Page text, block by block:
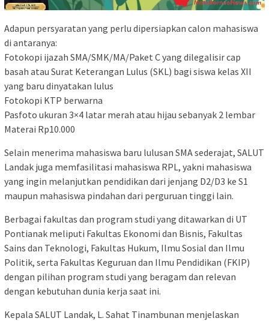
Adapun persyaratan yang perlu dipersiapkan calon mahasiswa
di antaranya:
Fotokopi ijazah SMA/SMK/MA/Paket C yang dilegalisir cap
basah atau Surat Keterangan Lulus (SKL) bagi siswa kelas XII
yang baru dinyatakan lulus
Fotokopi KTP berwarna
Pasfoto ukuran 3×4 latar merah atau hijau sebanyak 2 lembar
Materai Rp10.000
Selain menerima mahasiswa baru lulusan SMA sederajat, SALUT
Landak juga memfasilitasi mahasiswa RPL, yakni mahasiswa
yang ingin melanjutkan pendidikan dari jenjang D2/D3 ke S1
maupun mahasiswa pindahan dari perguruan tinggi lain.
Berbagai fakultas dan program studi yang ditawarkan di UT
Pontianak meliputi Fakultas Ekonomi dan Bisnis, Fakultas
Sains dan Teknologi, Fakultas Hukum, Ilmu Sosial dan Ilmu
Politik, serta Fakultas Keguruan dan Ilmu Pendidikan (FKIP)
dengan pilihan program studi yang beragam dan relevan
dengan kebutuhan dunia kerja saat ini.
Kepala SALUT Landak, L. Sahat Tinambunan menjelaskan